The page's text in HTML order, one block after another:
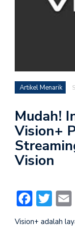
Artikel Menarik
Mudah!
Vision+
Vision
Vision+ adalah